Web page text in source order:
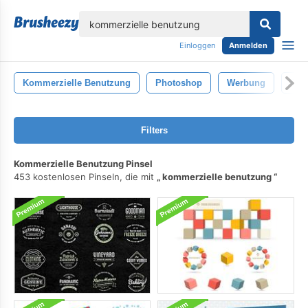
Einloggen Anmelden
Kommerzielle Benutzung Photoshop Werbung
Filters
Kommerzielle Benutzung Pinsel
453 kostenlosen Pinseln, die mit
kommerzielle benutzung